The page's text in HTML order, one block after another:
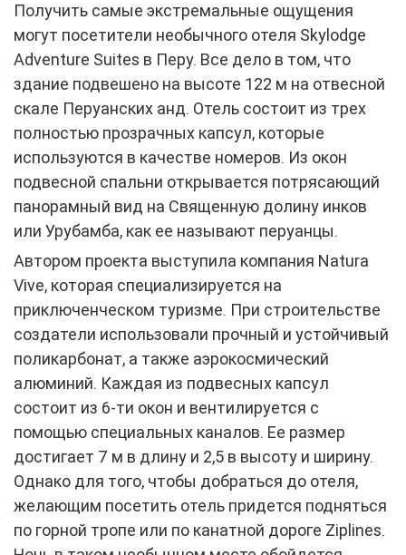
Получить самые экстремальные ощущения
могут посетители необычного отеля Skylodge
Adventure Suites в Перу. Все дело в том, что
здание подвешено на высоте 122 м на отвесной
скале Перуанских анд. Отель состоит из трех
полностью прозрачных капсул, которые
используются в качестве номеров. Из окон
подвесной спальни открывается потрясающий
панорамный вид на Священную долину инков
или Урубамба, как ее называют перуанцы.
Автором проекта выступила компания Natura
Vive, которая специализируется на
приключенческом туризме. При строительстве
создатели использовали прочный и устойчивый
поликарбонат, а также аэрокосмический
алюминий. Каждая из подвесных капсул
состоит из 6-ти окон и вентилируется с
помощью специальных каналов. Ее размер
достигает 7 м в длину и 2,5 в высоту и ширину.
Однако для того, чтобы добраться до отеля,
желающим посетить отель придется подняться
по горной тропе или по канатной дороге Ziplines.